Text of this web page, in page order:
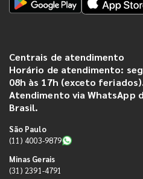
Centrais de atendimento
Horário de atendimento:
08h às 17h (exceto
Atendimento via WhatsApp
Brasil.
São Paulo
(11) 4003-9879
Minas Gerais
(31) 2391-4791